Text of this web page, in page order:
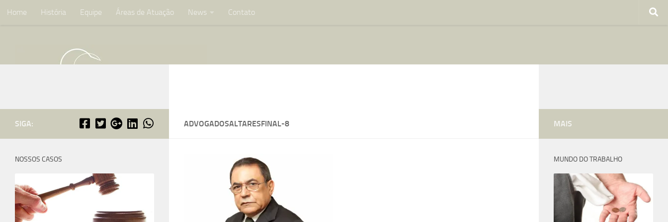
Skip to content
Home História Equipe Áreas de Atuação News Contato
ADVOGADOSALTARESFINAL-8
SIGA:
NOSSOS CASOS
MAIS
MUNDO DO TRABALHO